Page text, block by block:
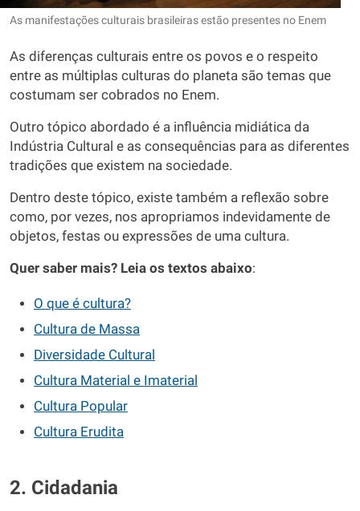
As manifestações culturais brasileiras estão presentes no Enem
As diferenças culturais entre os povos e o respeito
entre as múltiplas culturas do planeta são temas que
costumam ser cobrados no Enem.
Outro tópico abordado é a influência midiática da
Indústria Cultural e as consequências para as diferentes
tradições que existem na sociedade.
Dentro deste tópico, existe também a reflexão sobre
como, por vezes, nos apropriamos indevidamente de
objetos, festas ou expressões de uma cultura.
Quer saber mais? Leia os textos abaixo:
O que é cultura?
Cultura de Massa
Diversidade Cultural
Cultura Material e Imaterial
Cultura Popular
Cultura Erudita
2. Cidadania